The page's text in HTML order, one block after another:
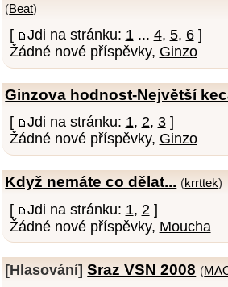
(Beat)
[ Jdi na stránku: 1... 4, 5, 6]
Žádné nové příspěvky, Ginzo
Ginzova hodnost-Největší
[ Jdi na stránku: 1, 2, 3]
Žádné nové příspěvky, Ginzo
Když nemáte co dělat... (krrttek)
[ Jdi na stránku: 1, 2 ]
Žádné nové příspěvky, Moucha
[Hlasování] Sraz VSN 2008 (